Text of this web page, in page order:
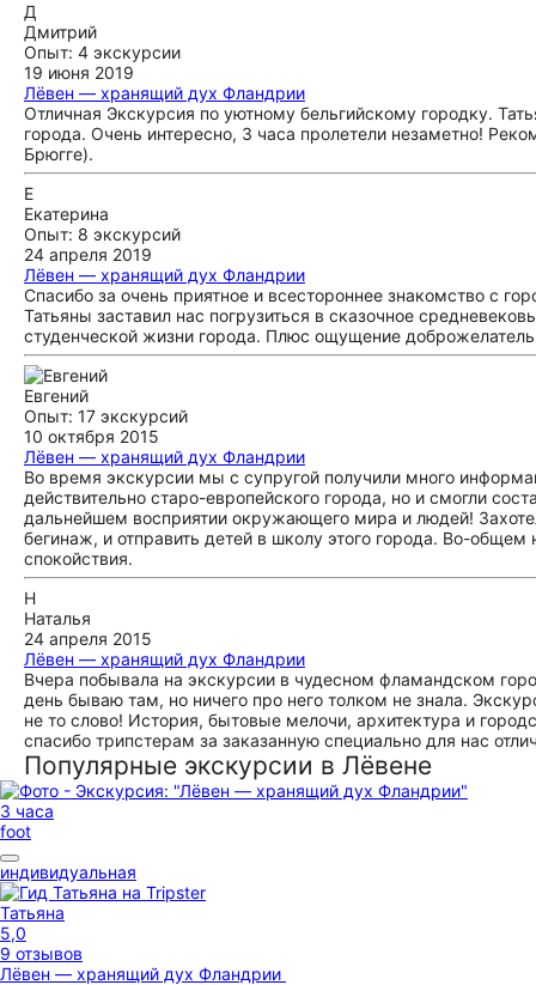
Д
Дмитрий
Опыт: 4 экскурсии
19 июня 2019
Лёвен — хранящий дух Фландрии
Отличная Экскурсия по уютному бельгийскому городку.
города. Очень интересно, 3 часа пролетели незаметно!
Брюгге).
Е
Екатерина
Опыт: 8 экскурсий
24 апреля 2019
Лёвен — хранящий дух Фландрии
Спасибо за очень приятное и всестороннее знакомство с
Татьяны заставил нас погрузиться в сказочное
студенческой жизни города. Плюс ощущение
Евгений
Опыт: 17 экскурсий
10 октября 2015
Лёвен — хранящий дух Фландрии
Во время экскурсии мы с супругой получили много
действительно старо-европейского города, но и смогли
дальнейшем восприятии окружающего мира и людей!
бегинаж, и отправить детей в школу этого города. Во-
спокойствия.
Н
Наталья
24 апреля 2015
Лёвен — хранящий дух Фландрии
Вчера побывала на экскурсии в чудесном фламандском
день бываю там, но ничего про него толком не знала.
не то слово! История, бытовые мелочи, архитектура и
спасибо трипстерам за заказанную специально для нас
Популярные экскурсии в Лёвене
3 часа
foot
индивидуальная
Татьяна
5,0
9 отзывов
Лёвен — хранящий дух Фландрии